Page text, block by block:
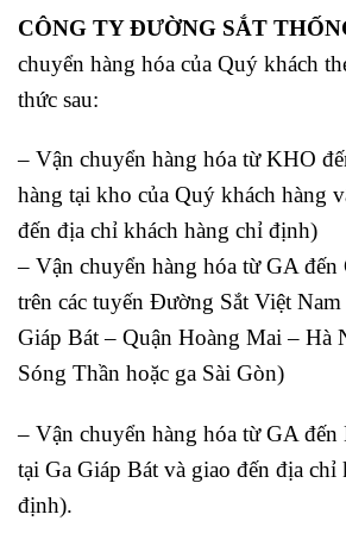
CÔNG TY ĐƯỜNG SẮT
chuyển hàng hóa của Quý khách
thức sau:
– Vận chuyển hàng hóa từ KHO
hàng tại kho của Quý khách hàng
đến địa chỉ khách hàng chỉ định)
– Vận chuyển hàng hóa từ GA đến
trên các tuyến Đường Sắt Việt
Giáp Bát – Quận Hoàng Mai – Hà
Sóng Thần hoặc ga Sài Gòn)
– Vận chuyển hàng hóa từ GA
tại Ga Giáp Bát và giao đến địa chỉ
định).